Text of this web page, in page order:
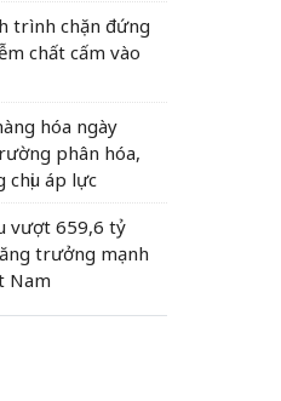
trình chặn đứng
chất cấm vào
hóa ngày
phân hóa,
chịu áp lực
vượt 659,6 tỷ
trưởng mạnh
Nam